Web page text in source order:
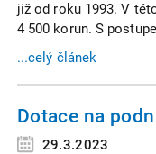
již od roku 1993. V
4 500 korun. S
...celý článek
Dotace na
29.3.2023